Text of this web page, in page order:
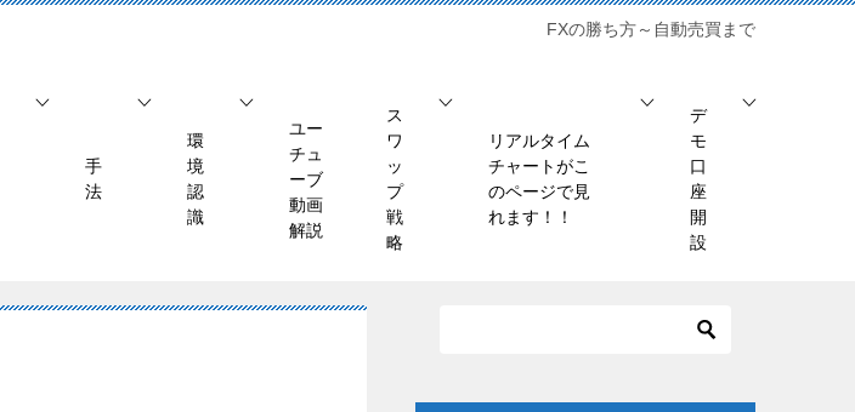
FXの勝ち方～自動売買まで
手
法
環
境
認
識
ユー
チュ
ーブ
動画
解説
ス
ワ
ッ
プ
戦
略
リアルタイム
チャートがこ
のページで見
れます！！
デ
モ
口
座
開
設